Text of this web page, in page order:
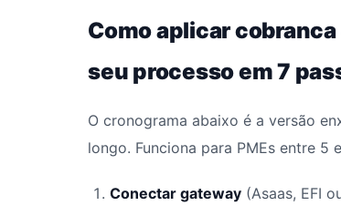
Como aplicar
seu processo em 7
O cronograma abaixo é a versão
longo. Funciona para PMEs entre 5
Conectar gateway (Asaas, EFI